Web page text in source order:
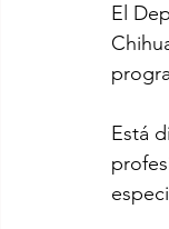
El
Está